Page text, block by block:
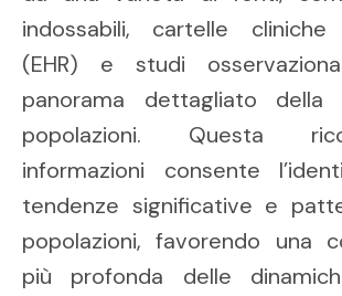
indossabili, cartelle cliniche
(EHR) e studi
panorama dettagliato della
popolazioni. Questa
informazioni consente
tendenze significative e
popolazioni, favorendo una
più profonda delle